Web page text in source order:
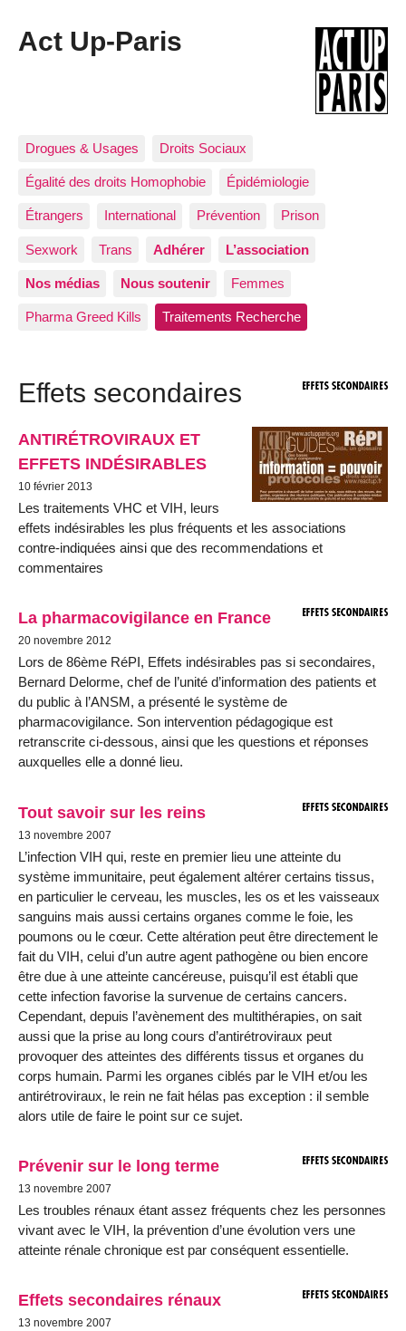
Act Up-Paris
Drogues & Usages Droits Sociaux
Égalité des droits Homophobie Épidémiologie
Étrangers International Prévention Prison
Sexwork Trans Adhérer L’association
Nos médias Nous soutenir Femmes
Pharma Greed Kills Traitements Recherche
Effets secondaires
ANTIRÉTROVIRAUX ET
EFFETS INDÉSIRABLES
10 février 2013
Les traitements VHC et VIH, leurs
effets indésirables les plus fréquents et les associations
contre-indiquées ainsi que des recommendations et
commentaires
La pharmacovigilance en France
20 novembre 2012
Lors de 86ème RéPI, Effets indésirables pas si secondaires,
Bernard Delorme, chef de l’unité d’information des patients et
du public à l’ANSM, a présenté le système de
pharmacovigilance. Son intervention pédagogique est
retranscrite ci-dessous, ainsi que les questions et réponses
auxquelles elle a donné lieu.
Tout savoir sur les reins
13 novembre 2007
L’infection VIH qui, reste en premier lieu une atteinte du
système immunitaire, peut également altérer certains tissus,
en particulier le cerveau, les muscles, les os et les vaisseaux
sanguins mais aussi certains organes comme le foie, les
poumons ou le cœur. Cette altération peut être directement le
fait du VIH, celui d’un autre agent pathogène ou bien encore
être due à une atteinte cancéreuse, puisqu’il est établi que
cette infection favorise la survenue de certains cancers.
Cependant, depuis l’avènement des multithérapies, on sait
aussi que la prise au long cours d’antirétroviraux peut
provoquer des atteintes des différents tissus et organes du
corps humain. Parmi les organes ciblés par le VIH et/ou les
antirétroviraux, le rein ne fait hélas pas exception : il semble
alors utile de faire le point sur ce sujet.
Prévenir sur le long terme
13 novembre 2007
Les troubles rénaux étant assez fréquents chez les personnes
vivant avec le VIH, la prévention d’une évolution vers une
atteinte rénale chronique est par conséquent essentielle.
Effets secondaires rénaux
13 novembre 2007